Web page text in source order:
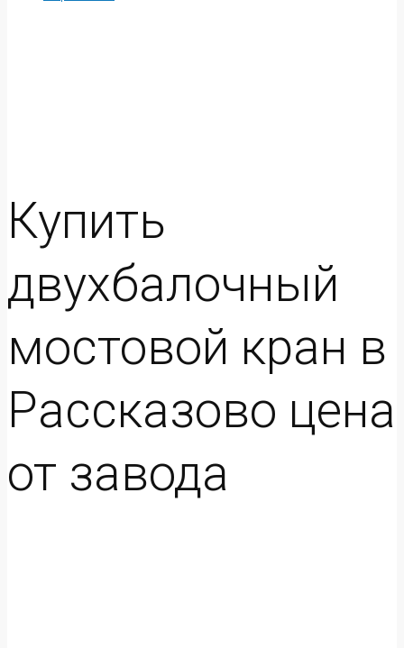
Купить
двухбалочный
мостовой кран в
Рассказово цена
от завода